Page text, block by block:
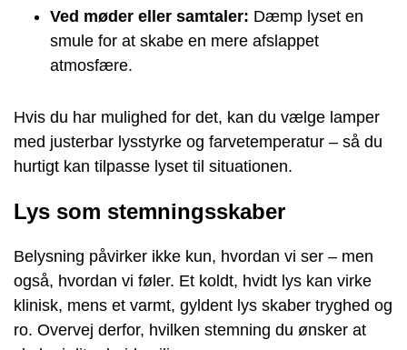
Ved møder eller samtaler: Dæmp lyset en
smule for at skabe en mere afslappet
atmosfære.
Hvis du har mulighed for det, kan du vælge lamper
med justerbar lysstyrke og farvetemperatur – så du
hurtigt kan tilpasse lyset til situationen.
Lys som stemningsskaber
Belysning påvirker ikke kun, hvordan vi ser – men
også, hvordan vi føler. Et koldt, hvidt lys kan virke
klinisk, mens et varmt, gyldent lys skaber tryghed og
ro. Overvej derfor, hvilken stemning du ønsker at